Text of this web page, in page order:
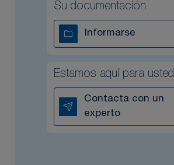
Su documentación
Informarse
Estamos aquí para usted
Contacta con un
experto